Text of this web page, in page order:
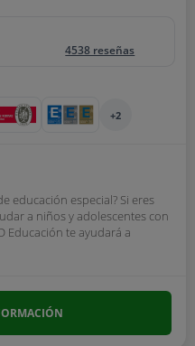
4538 reseñas
+2
educación especial? Si eres
a niños y adolescentes con
Educación te ayudará a